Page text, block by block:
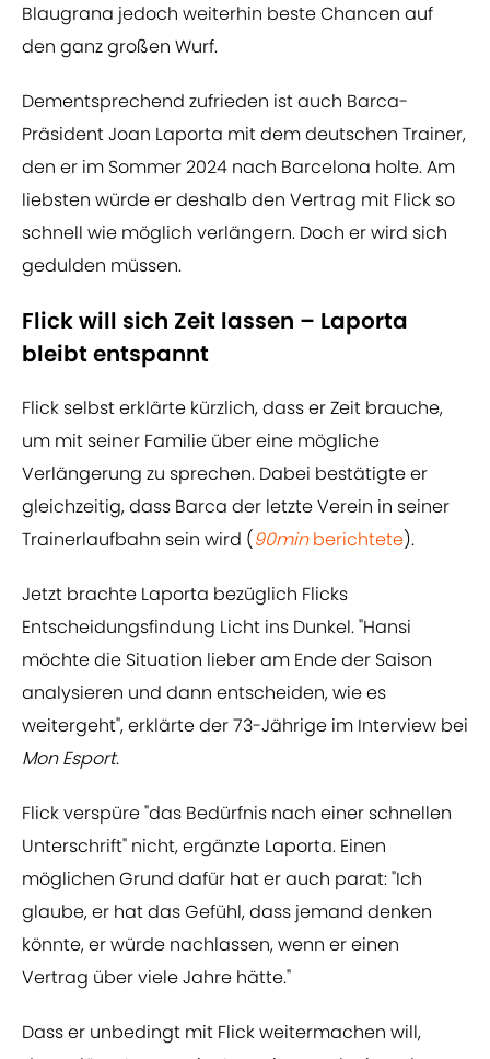
Blaugrana jedoch weiterhin beste Chancen auf
den ganz großen Wurf.
Dementsprechend zufrieden ist auch Barca-
Präsident Joan Laporta mit dem deutschen Trainer,
den er im Sommer 2024 nach Barcelona holte. Am
liebsten würde er deshalb den Vertrag mit Flick so
schnell wie möglich verlängern. Doch er wird sich
gedulden müssen.
Flick will sich Zeit lassen – Laporta
bleibt entspannt
Flick selbst erklärte kürzlich, dass er Zeit brauche,
um mit seiner Familie über eine mögliche
Verlängerung zu sprechen. Dabei bestätigte er
gleichzeitig, dass Barca der letzte Verein in seiner
Trainerlaufbahn sein wird (90minberichtete).
Jetzt brachte Laporta bezüglich Flicks
Entscheidungsfindung Licht ins Dunkel. "Hansi
möchte die Situation lieber am Ende der Saison
analysieren und dann entscheiden, wie es
weitergeht", erklärte der 73-Jährige im Interview bei
Mon Esport.
Flick verspüre "das Bedürfnis nach einer schnellen
Unterschrift" nicht, ergänzte Laporta. Einen
möglichen Grund dafür hat er auch parat: "Ich
glaube, er hat das Gefühl, dass jemand denken
könnte, er würde nachlassen, wenn er einen
Vertrag über viele Jahre hätte."
Dass er unbedingt mit Flick weitermachen will,